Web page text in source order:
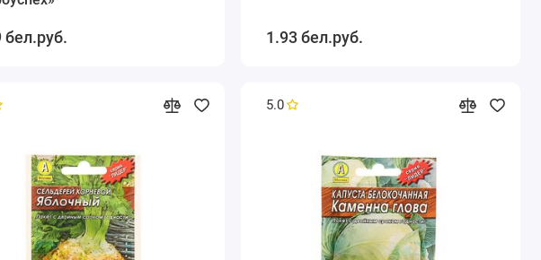
бел.руб. 1.93 бел.руб.
5.0